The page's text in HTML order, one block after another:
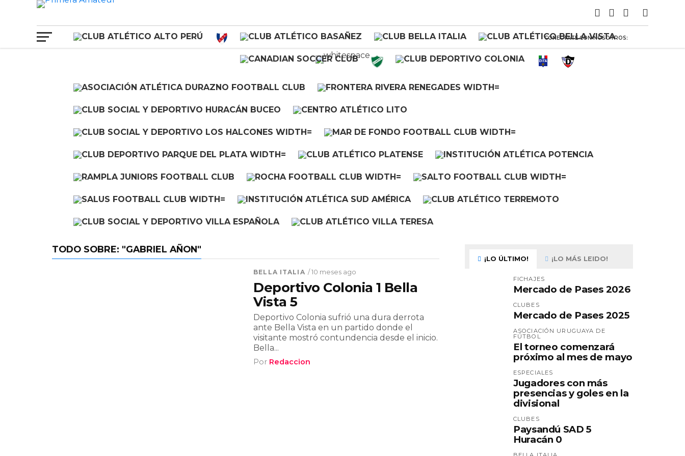
CONECTATE CON NOSOTROS:
TODO SOBRE: "GABRIEL AÑON"
BELLA ITALIA / 10 meses ago
Deportivo Colonia 1 Bella
Vista 5
Deportivo Colonia sufrió una dura derrota
ante Bella Vista en un partido donde el
visitante mostró contundencia desde el inicio.
Bella...
Por Redaccion
¡LO ÚLTIMO! ¡LO MÁS LEIDO!
FICHAJES
Mercado de Pases 2026
CLUBES
Mercado de Pases 2025
ASOCIACIÓN URUGUAYA DE
FÚTBOL
El torneo comenzará
próximo al mes de mayo
ESPECIALES
Jugadores con más
presencias y goles en la
divisional
CLUBES
Paysandú SAD 5
Huracán 0